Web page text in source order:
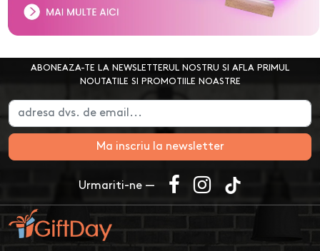
ABONEAZA-TE LA NEWSLETTERUL NOSTRU SI AFLA PRIMUL
NOUTATILE SI PROMOTIILE NOASTRE
Ma inscriu la newsletter
Urmariti-ne —